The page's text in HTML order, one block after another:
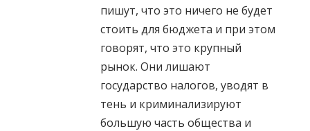
пишут, что это ничего не будет
стоить для бюджета и при этом
говорят, что это крупный
рынок. Они лишают
государство налогов, уводят в
тень и криминализируют
большую часть общества и